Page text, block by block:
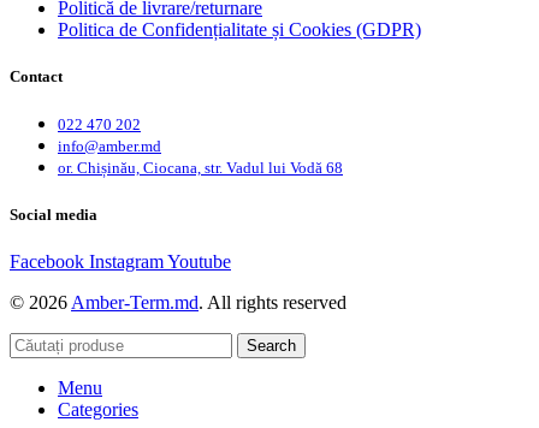
Politică de livrare/returnare
Politica de Confidențialitate și Cookies (GDPR)
Contact
022 470 202
info@amber.md
or. Chișinău, Ciocana, str. Vadul lui Vodă 68
Social media
Facebook InstagramYoutube
© 2026 Amber-Term.md. All rights reserved
Search
Menu
Categories